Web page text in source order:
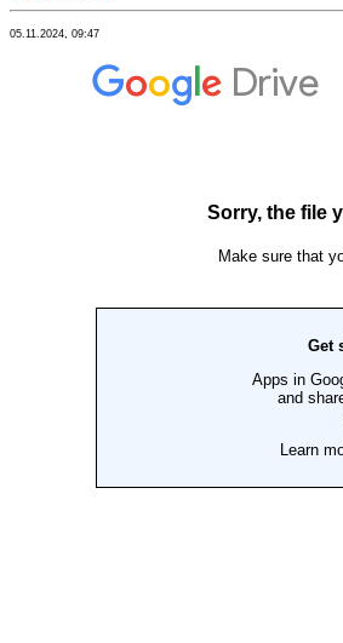
05.11.2024, 09:47